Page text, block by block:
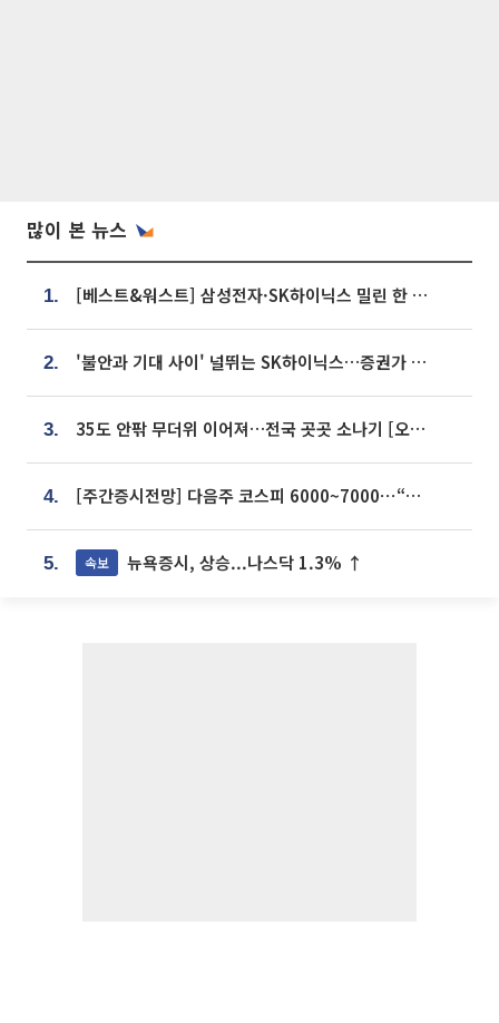
많이 본 뉴스
1. [베스트&워스트] 삼성전자·SK하이닉스 밀린 한 주…상상인증권은 85% 급등
2. '불안과 기대 사이' 널뛰는 SK하이닉스…증권가 "HBM4·LTA 기반 펀터멘털 견고"
3. 35도 안팎 무더위 이어져…전국 곳곳 소나기 [오늘 날씨]
4. [주간증시전망] 다음주 코스피 6000~7000⋯“外人 수급은 정책이 변수”
5. 속보 뉴욕증시, 상승...나스닥 1.3% ↑